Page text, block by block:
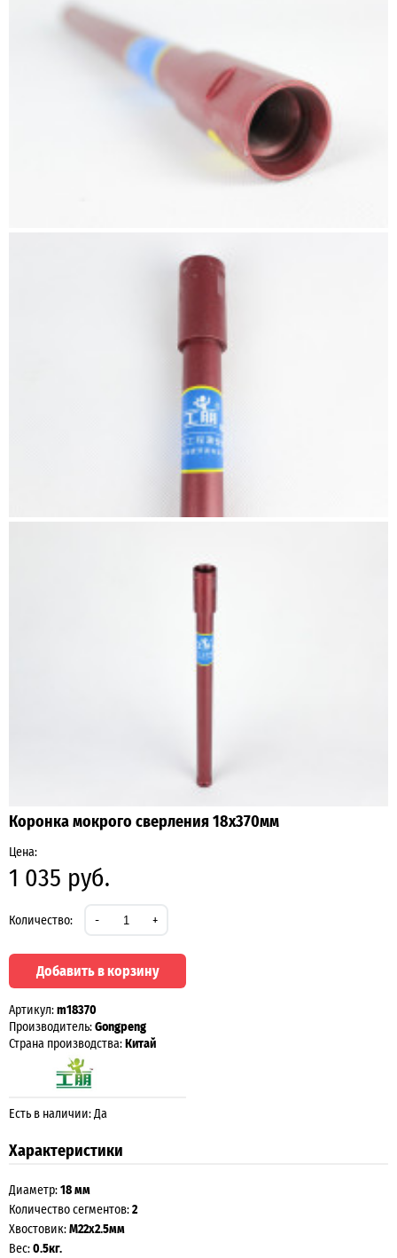
Коронка мокрого сверления 18х370мм
Цена:
1 035 руб.
Количество: - +
Добавить в корзину
Артикул:m18370
Производитель:Gongpeng
Страна производства:Китай
Есть в наличии: Да
Характеристики
Диаметр:18 мм
Количество сегментов:2
Хвостовик:М22х2.5мм
Вес:0.5кг.